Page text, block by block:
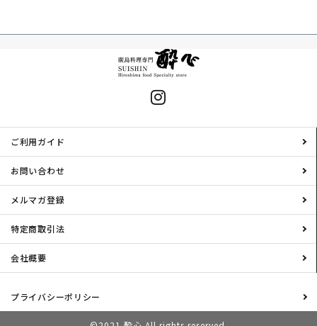
ご利用ガイド
お問い合わせ
メルマガ登録
特定商取引法
会社概要
プライバシーポリシー